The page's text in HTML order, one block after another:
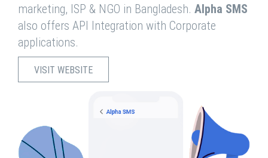
marketing, ISP & NGO in Bangladesh. Alpha SMS
also offers API Integration with Corporate
applications.
VISIT WEBSITE